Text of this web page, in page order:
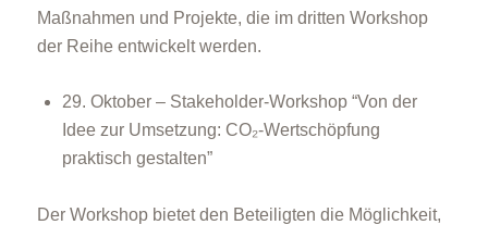
Maßnahmen und Projekte, die im dritten Workshop
der Reihe entwickelt werden.
29. Oktober – Stakeholder-Workshop “Von der
Idee zur Umsetzung: CO₂-Wertschöpfung
praktisch gestalten”
Der Workshop bietet den Beteiligten die Möglichkeit,